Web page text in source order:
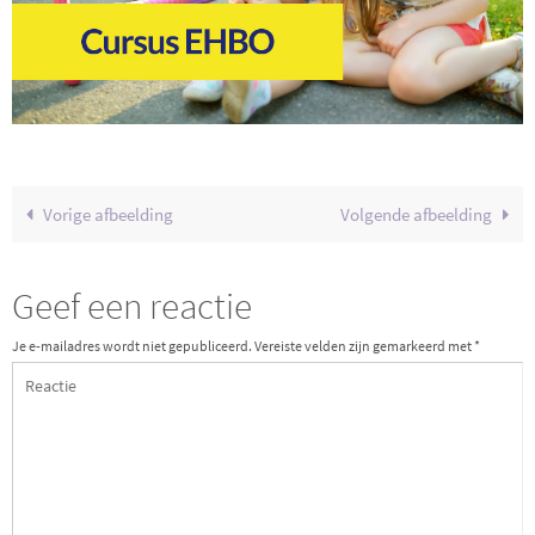
Vorige afbeelding Volgende afbeelding
Geef een reactie
Je e-mailadres wordt niet gepubliceerd. Vereiste velden zijn gemarkeerd met *